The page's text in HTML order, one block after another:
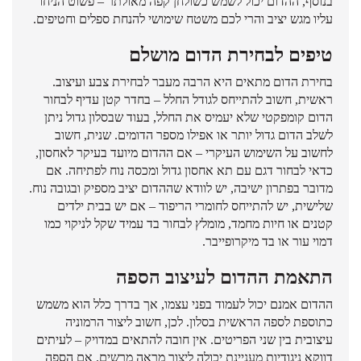
עליו מגש יציב והרי לכם משטח שימושי להנחת ספלים וחטיפים.
טיפים לבחירת הדום מושלם
בחירת הדום מתאים היא הרבה מעבר לבחירת צבע ועיצוב.
ראשית, חשוב להתייחס לגודל החלל – בחדר קטן עדיף לבחור
הדום קומפקטי שלא יעמיס את החלל, בעוד שבסלון גדול ניתן
לשלב הדום גדול יותר או אפילו מספר הדומים. שנית, חשוב
לחשוב על השימוש העיקרי – אם ההדום מיועד בעיקר לאחסון,
כדאי לבחור דגם עם תא אחסון גדול ומכסה נוח לפתיחה. אם
מדובר בפתרון ישיבה, יש לוודא שההדום יציב מספיק ובגובה נוח.
שלישית, יש להתייחס לחומרי הריפוד – אם יש בבית ילדים
קטנים או חיות מחמד, מומלץ לבחור בד עמיד שקל לניקוי כמו
דמוי עור או בד מיקרופייבר.
התאמת ההדום לעיצוב הספה
ההדום אמנם יכול לעמוד בפני עצמו, אך בדרך כלל הוא משמש
כתוספת לספה הראשית בסלון. לכן, חשוב ליצור הרמוניה
עיצובית בין שני הפריטים. אין חובה להתאים במדויק – לעיתים
דווקא ניגודיות מעניינת יכולה ליצור מראה מרשים. אם הספה